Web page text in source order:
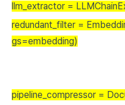
llm_extractor =
redundant_filter =
gs=embedding)
pipeline_compressor =